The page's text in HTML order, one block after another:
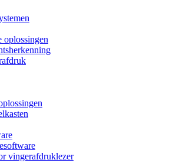
oplossingen
vingerafdruklezer